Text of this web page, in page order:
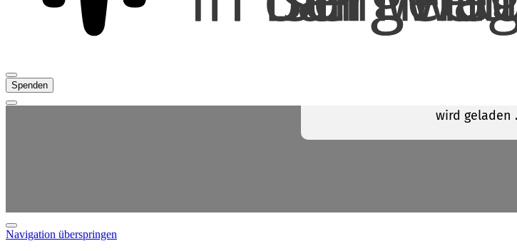
Spenden
Navigation überspringen